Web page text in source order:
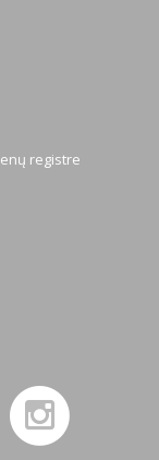
registre